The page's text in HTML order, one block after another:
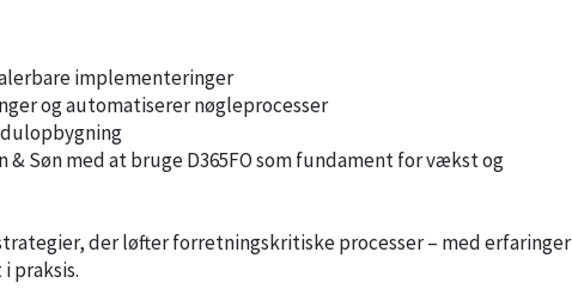
implementeringer
og automatiserer nøgleprocesser
& Søn med at bruge D365FO som fundament for vækst og
der løfter forretningskritiske processer – med erfaringer
praksis.